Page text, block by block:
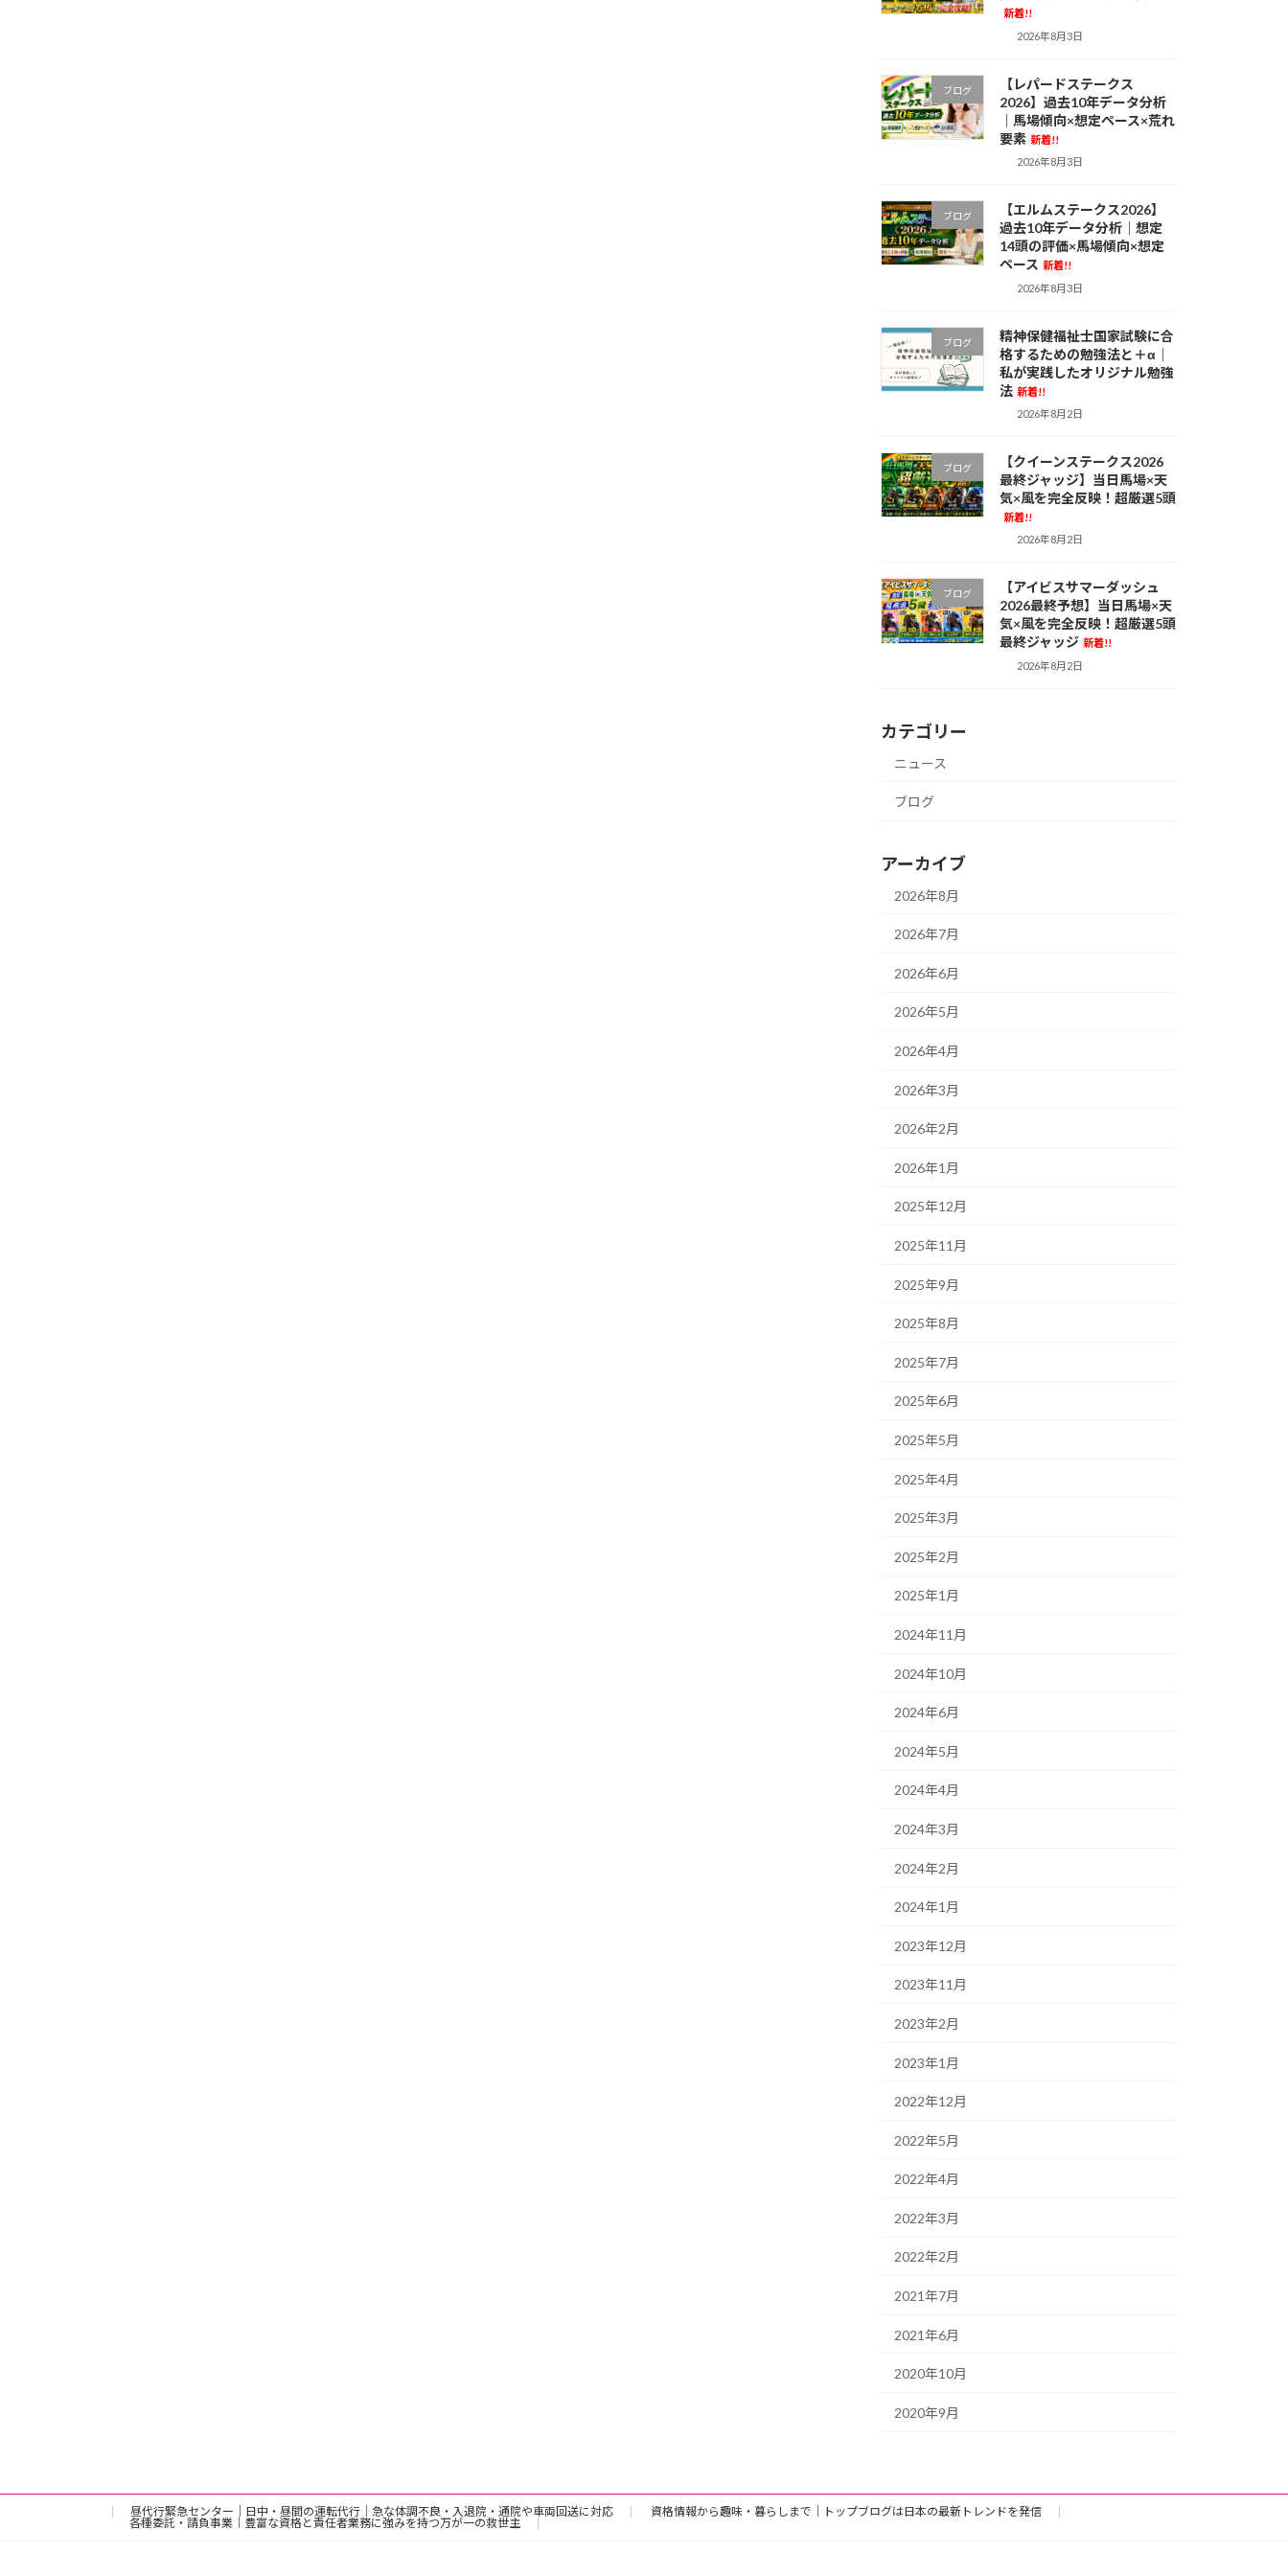
新着!!
2026年8月3日
ブログ
【レパードステークス
2026】過去10年データ分析
｜馬場傾向×想定ペース×荒れ
要素 新着!!
2026年8月3日
ブログ
【エルムステークス2026】
過去10年データ分析｜想定
14頭の評価×馬場傾向×想定
ペース 新着!!
2026年8月3日
ブログ
精神保健福祉士国家試験に合
格するための勉強法と＋α｜
私が実践したオリジナル勉強
法 新着!!
2026年8月2日
ブログ
【クイーンステークス2026
最終ジャッジ】当日馬場×天
気×風を完全反映！超厳選5頭
新着!!
2026年8月2日
ブログ
【アイビスサマーダッシュ
2026最終予想】当日馬場×天
気×風を完全反映！超厳選5頭
最終ジャッジ 新着!!
2026年8月2日
カテゴリー
ニュース
ブログ
アーカイブ
2026年8月
2026年7月
2026年6月
2026年5月
2026年4月
2026年3月
2026年2月
2026年1月
2025年12月
2025年11月
2025年9月
2025年8月
2025年7月
2025年6月
2025年5月
2025年4月
2025年3月
2025年2月
2025年1月
2024年11月
2024年10月
2024年6月
2024年5月
2024年4月
2024年3月
2024年2月
2024年1月
2023年12月
2023年11月
2023年2月
2023年1月
2022年12月
2022年5月
2022年4月
2022年3月
2022年2月
2021年7月
2021年6月
2020年10月
2020年9月
昼代行緊急センター｜日中・昼間の運転代行｜急な体調不良・入退院・通院や車両回送に対応
資格情報から趣味・暮らしまで｜トップブログは日本の最新トレンドを発信
各種委託・請負事業｜豊富な資格と責任者業務に強みを持つ万が一の救世主